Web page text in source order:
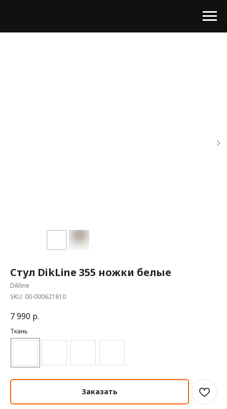
Стул DikLine 355 ножки белые
Dikline
SKU: 00-000621810
7 990 р.
Ткань
Заказать